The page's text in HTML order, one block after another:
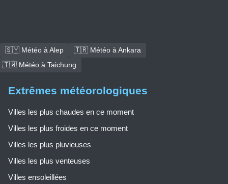
🇸🇾 Météo à Alep
🇹🇷 Météo à Ankara
🇹🇼 Météo à Taichung
Extrêmes météorologiques
Villes les plus chaudes en ce moment
Villes les plus froides en ce moment
Villes les plus pluvieuses
Villes les plus venteuses
Villes ensoleillées